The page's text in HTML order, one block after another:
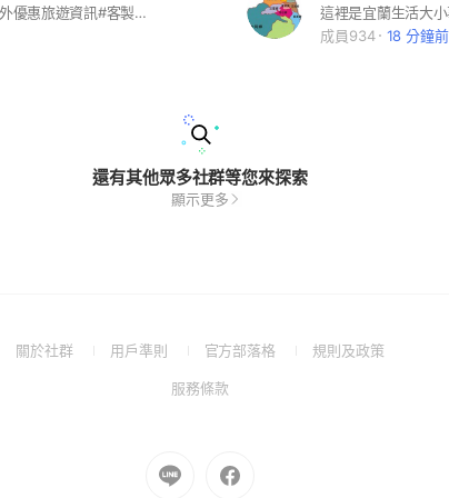
#專人優先服務#國內外優惠旅遊資訊#客製化服務需求#優惠好康報報#機票自由行
成員934
18 分鐘前
還有其他眾多社群等您來探索
顯示更多
關於社群
(Open用戶準則
(Open
a
官方部落格
(Open規則及政策(Open
服務條款(Open
window)
Go
to
Go
to